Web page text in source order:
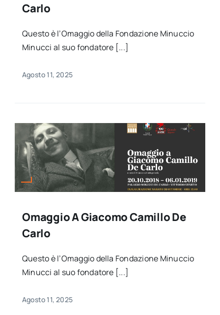
Carlo
Questo è l’Omaggio della Fondazione Minuccio
Minucci al suo fondatore [...]
Agosto 11, 2025
Omaggio A Giacomo Camillo De
Carlo
Questo è l’Omaggio della Fondazione Minuccio
Minucci al suo fondatore [...]
Agosto 11, 2025